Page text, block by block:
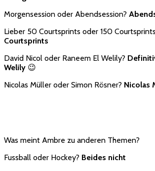
Morgensession oder Abendsession?
Lieber 50 Courtsprints oder 150
Courtsprints
David Nicol oder Raneem El Welily?
Welily 😉
Nicolas Müller oder Simon Rösner? Nicolas
Was meint Ambre zu anderen Themen?
Fussball oder Hockey? Beides nicht